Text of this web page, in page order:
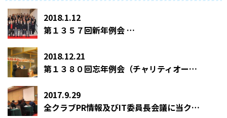
2018.1.12
第１３５７回新年例会 …
2018.12.21
第１３８０回忘年例会（チャリティオークション） …
2017.9.29
全クラブPR情報及びIT委員長会議に当クラブPR委員会からも出席しています。 …